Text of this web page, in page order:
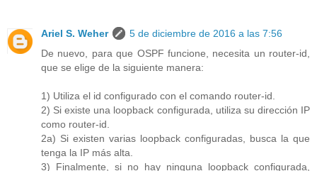
Ariel S. Weher
5 de diciembre de 2016 a las 7:56
De nuevo, para que OSPF funcione, necesita un router-id,
que se elige de la siguiente manera:
1) Utiliza el id configurado con el comando router-id.
2) Si existe una loopback configurada, utiliza su dirección IP
como router-id.
2a) Si existen varias loopback configuradas, busca la que
tenga la IP más alta.
3) Finalmente, si no hay ninguna loopback configurada,